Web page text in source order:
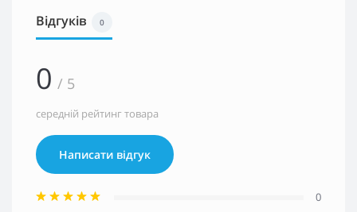
Відгуків 0
0 / 5
середній рейтинг товара
Написати відгук
0